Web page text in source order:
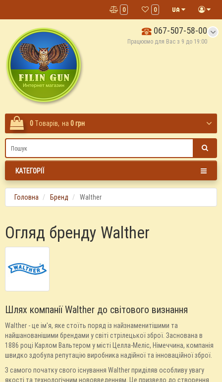
0
0
067-507-58-00
Працюємо для Вас з 9 до 19:00
0 Tоварів, на 0 грн
КАТЕГОРІЇ
Головна Бренд Walther
Огляд бренду Walther
Шлях компанії Walther до світового визнання
Walther - це ім'я, яке стоїть поряд із найзнаменитішими та
найшанованішими брендами у світі стрілецької зброї. Заснована в
1886 році Карлом Вальтером у місті Целла-Меліс, Німеччина, компанія
швидко здобула репутацію виробника надійної та інноваційної зброї.
З самого початку свого існування Walther приділяв особливу увагу
якості та технологічним нововведенням. Це призвело до створення